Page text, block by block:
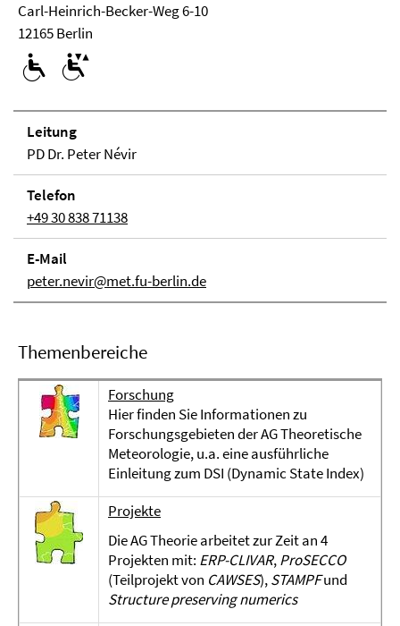
Carl-Heinrich-Becker-Weg 6-10
12165 Berlin
Leitung
PD Dr. Peter Névir
Telefon
+49 30 838 71138
E-Mail
peter.nevir@met.fu-berlin.de
Themenbereiche
Forschung
Hier finden Sie Informationen zu
Forschungsgebieten der AG Theoretische
Meteorologie, u.a. eine ausführliche
Einleitung zum DSI (Dynamic State Index)
Projekte
Die AG Theorie arbeitet zur Zeit an 4
Projekten mit: ERP-CLIVAR,ProSECCO
(Teilprojekt von CAWSES),STAMPFund
Structure preserving numerics